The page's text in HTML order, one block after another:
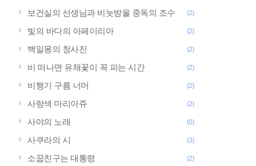
보건실의 선생님과 비눗방울 중독의 조수 (2)
빛의 바다의 아페이리아 (2)
백일몽의 청사진 (2)
비 떠나면 유채꽃이 꼭 피는 시간 (2)
비행기 구름 너머 (2)
사랑색 마리아쥬 (2)
사야의 노래 (0)
사쿠라의 시 (3)
소꿉친구는 대통령 (2)